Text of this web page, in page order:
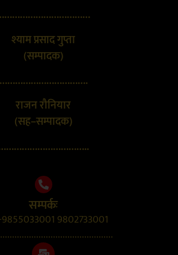
श्याम प्रसाद गुप्ता
(सम्पादक)
…………………………….
राजन रौनियार
(सह–सम्पादक)
सम्पर्कः
9802733001